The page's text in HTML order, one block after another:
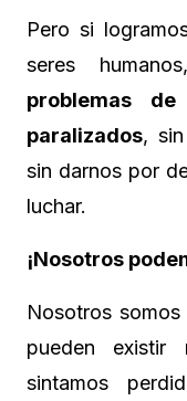
Pero si
seres
problemas
paralizados,
sin darnos por
luchar.
¡Nosotros
Nosotros
pueden
sintamos